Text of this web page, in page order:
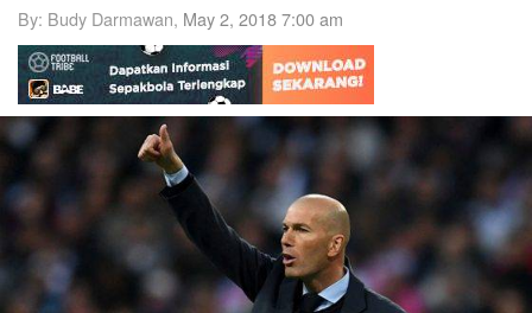
By: Budy Darmawan, May 2, 2018 7:00 am